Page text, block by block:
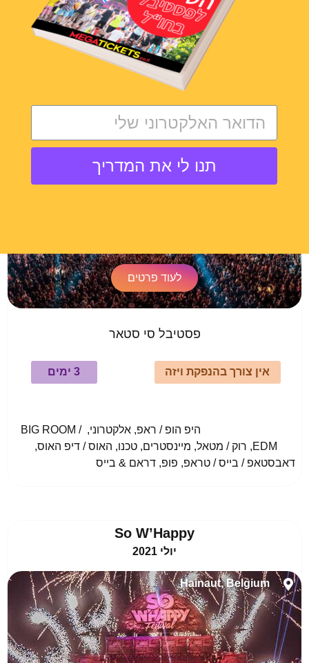
טראנס, דראם & בייס, היפ הופ / ראפ
SEA STAR
מאי 2021
לעוד פרטים
פסטיבל סי סטאר
אין צורך בהנפקת ויזה 3 ימים
				היפ הופ / ראפ, אלקטרוני, BIG ROOM /
EDM, רוק / מטאל, מיינסטרים, טכנו, האוס / דיפ האוס,
דאבסטאפ / בייס / טראפ, פופ, דראם & בייס
So W’Happy
יולי 2021
Hainaut, Belgium
תנו לי את המדריך